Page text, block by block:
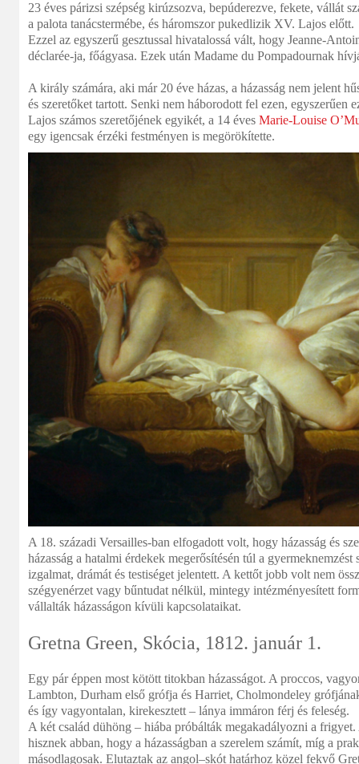
23 éves párizsi szépség kirúzsozva, bepúderezve, fekete, vállát
a palota tanácstermébe, és háromszor pukedlizik XV. Lajos előtt.
Ezzel az egyszerű gesztussal hivatalossá vált, hogy Jeanne-
déclarée-ja, főágyasa. Ezek után Madame du Pompadournak
A király számára, aki már 20 éve házas, a házasság nem jelent
és szeretőket tartott. Senki nem háborodott fel ezen, egyszerűen
Lajos számos szeretőjének egyikét, a 14 éves Marie-Louise
egy igencsak érzéki festményen is megörökítette.
A 18. századi Versailles-ban elfogadott volt, hogy házasság és
házasság a hatalmi érdekek megerősítésén túl a gyermeknemzést
izgalmat, drámát és testiséget jelentett. A kettőt jobb volt nem
szégyenérzet vagy bűntudat nélkül, mintegy intézményesített
vállalták házasságon kívüli kapcsolataikat.
Gretna Green, Skócia, 1812. január 1.
Egy pár éppen most kötött titokban házasságot. A proccos,
Lambton, Durham első grófja és Harriet, Cholmondeley
és így vagyontalan, kirekesztett – lánya immáron férj és feleség.
A két család dühöng – hiába próbálták megakadályozni a
hisznek abban, hogy a házasságban a szerelem számít, míg a
másodlagosak. Elutaztak az angol–skót határhoz közel fekvő